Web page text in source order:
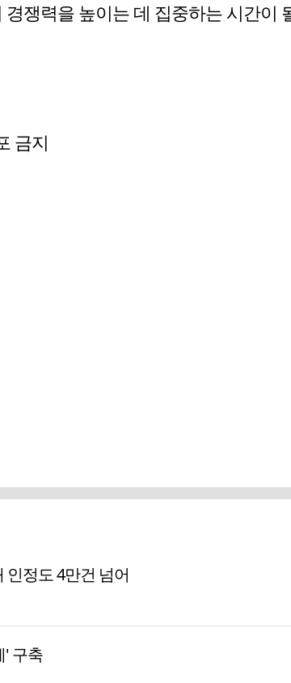
쟁력을 높이는 데 집중하는 시간이
금지
정도 4만건 넘어
' 구축